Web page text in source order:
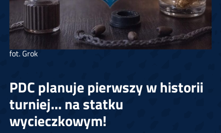
fot. Grok
PDC planuje pierwszy w historii
turniej… na statku
wycieczkowym!